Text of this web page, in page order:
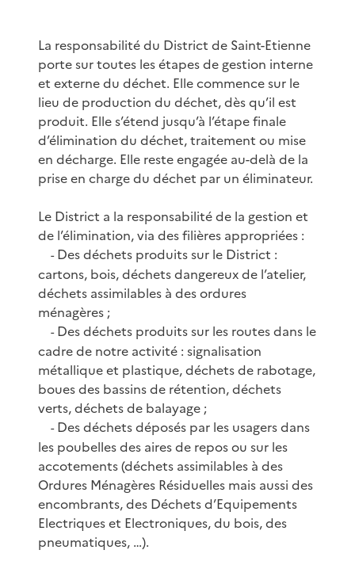
La responsabilité du District de Saint-Etienne
porte sur toutes les étapes de gestion interne
et externe du déchet. Elle commence sur le
lieu de production du déchet, dès qu’il est
produit. Elle s’étend jusqu’à l’étape finale
d’élimination du déchet, traitement ou mise
en décharge. Elle reste engagée au-delà de la
prise en charge du déchet par un éliminateur.
Le District a la responsabilité de la gestion et
de l’élimination, via des filières appropriées :
-Des déchets produits sur le District :
cartons, bois, déchets dangereux de l’atelier,
déchets assimilables à des ordures
ménagères ;
-Des déchets produits sur les routes dans le
cadre de notre activité : signalisation
métallique et plastique, déchets de rabotage,
boues des bassins de rétention, déchets
verts, déchets de balayage ;
-Des déchets déposés par les usagers dans
les poubelles des aires de repos ou sur les
accotements (déchets assimilables à des
Ordures Ménagères Résiduelles mais aussi des
encombrants, des Déchets d’Equipements
Electriques et Electroniques, du bois, des
pneumatiques, …).